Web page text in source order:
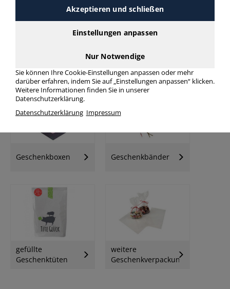
Geschenktaschen
Geschenkboxen Geschenkbänder
gefüllte
Geschenktüten
weitere
Geschenkverpackung
Akzeptieren und schließen
Einstellungen anpassen
Nur Notwendige
Sie können Ihre Cookie-Einstellungen anpassen oder mehr
darüber erfahren, indem Sie auf „Einstellungen anpassen“ klicken.
Weitere Informationen finden Sie in unserer
Datenschutzerklärung.
Datenschutzerklärung Impressum